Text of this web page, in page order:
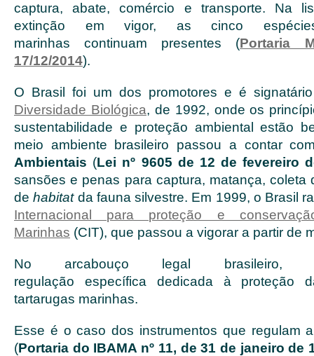
captura, abate, comércio e transporte. Na
extinção em vigor, as cinco
marinhas continuam presentes (Portaria
17/12/2014).
O Brasil foi um dos promotores e é
Diversidade Biológica, de 1992, onde os
sustentabilidade e proteção ambiental estão
meio ambiente brasileiro passou a contar
Ambientais (Lei nº 9605 de 12 de fevereiro
sansões e penas para captura, matança, coleta
dehabitatda fauna silvestre. Em 1999, o Brasil
Internacional para proteção e
Marinhas (CIT), que passou a vigorar a partir de
No arcabouço legal brasileiro,
regulação específica dedicada à proteção
tartarugas marinhas.
Esse é o caso dos instrumentos que regulam
(Portaria do IBAMA nº 11, de 31 de janeiro de